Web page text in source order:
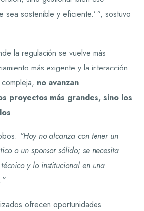
sea sostenible y eficiente.””, sostuvo
la regulación se vuelve más
más exigente y la interacción
no avanzan
proyectos más grandes, sino los
.
“Hoy no alcanza con tener un
o un sponsor sólido; se necesita
y lo institucional en una
ofrecen oportunidades